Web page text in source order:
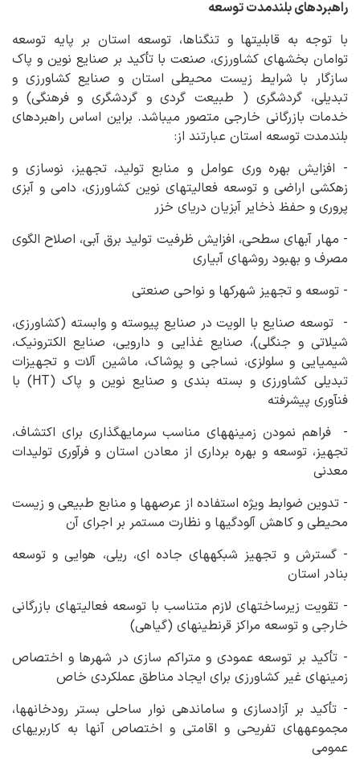
راهبردهای بلندمدت توسعه
با توجه به قابلیت‏ها و تنگناها، توسعه استان بر پایه توسعه
توامان بخش‏های کشاورزی، صنعت با تأکید بر صنایع نوین و پاک
سازگار با شرایط زیست محیطی استان و صنایع کشاورزی و
تبدیلی، گردشگری ( طبیعت گردی و گردشگری و فرهنگی) و
خدمات بازرگانی خارجی متصور می‏باشد. براین اساس راهبردهای
بلندمدت توسعه استان عبارتند از:
- افزایش بهره وری عوامل و منابع تولید، تجهیز، نوسازی و
زهکشی اراضی و توسعه فعالیت‏های نوین کشاورزی، دامی و آبزی
پروری و حفظ ذخایر آبزیان دریای خزر
- مهار آب‏های سطحی، افزایش ظرفیت تولید برق آبی، اصلاح الگوی
مصرف و بهبود روش‏های آبیاری
- توسعه و تجهیز شهرک‏ها و نواحی صنعتی
- توسعه صنایع با الویت در صنایع پیوسته و وابسته (کشاورزی،
شیلاتی و جنگلی)، صنایع غذایی و دارویی، صنایع الکترونیک،
شیمیایی و سلولزی، نساجی و پوشاک، ماشین آلات و تجهیزات
تبدیلی کشاورزی و بسته بندی و صنایع نوین و پاک (HT) با
فن‏آوری پیشرفته
- فراهم نمودن زمینه‏های مناسب سرمایه‏گذاری برای اکتشاف،
تجهیز، توسعه و بهره برداری از معادن استان و فرآوری تولیدات
معدنی
- تدوین ضوابط ویژه استفاده از عرصه‏ها و منابع طبیعی و زیست
محیطی و کاهش آلودگی‏ها و نظارت مستمر بر اجرای آن
- گسترش و تجهیز شبکه‏های جاده ای، ریلی، هوایی و توسعه
بنادر استان
- تقویت زیرساخت‏های لازم متناسب با توسعه فعالیت‏های بازرگانی
خارجی و توسعه مراکز قرنطینه‏ای (گیاهی)
- تأکید بر توسعه عمودی و متراکم سازی در شهرها و اختصاص
زمین‏های غیر کشاورزی برای ایجاد مناطق عملکردی خاص
- تأکید بر آزادسازی و ساماندهی نوار ساحلی بستر رودخانه‏ها،
مجموعه‏های تفریحی و اقامتی و اختصاص آنها به کاربری‏های
عمومی